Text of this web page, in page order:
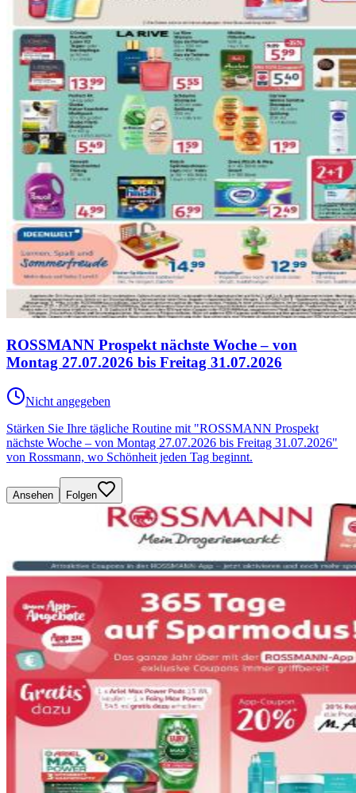
ROSSMANN Prospekt nächste Woche – von
Montag 27.07.2026 bis Freitag 31.07.2026
Nicht angegeben
Stärken Sie Ihre tägliche Routine mit "ROSSMANN Prospekt
nächste Woche – von Montag 27.07.2026 bis Freitag 31.07.2026"
von Rossmann, wo Schönheit jeden Tag beginnt.
Ansehen Folgen